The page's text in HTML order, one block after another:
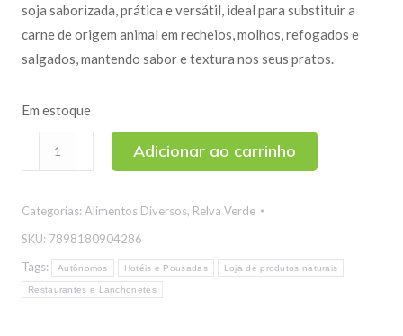
soja saborizada, prática e versátil, ideal para substituir a
carne de origem animal em recheios, molhos, refogados e
salgados, mantendo sabor e textura nos seus pratos.
Em estoque
Pepper
-
Proteína
de
Adicionar ao carrinho
Categorias: Alimentos Diversos, Relva Verde
SKU: 7898180904286
Tags:
Autônomos Hotéis e Pousadas Loja de produtos naturais
Restaurantes e Lanchonetes